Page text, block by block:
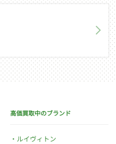
高価買取中のブランド
ルイヴィトン